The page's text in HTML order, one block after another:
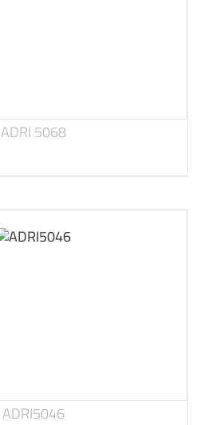
ADRI 5068
ADRI5046